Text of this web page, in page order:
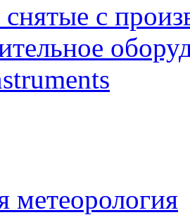
с
метеорология